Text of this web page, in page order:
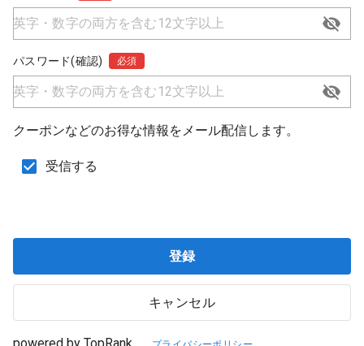
パスワード(確認) 必須
クーポンなどのお得な情報をメール配信します。
受信する
キャンセル
登録